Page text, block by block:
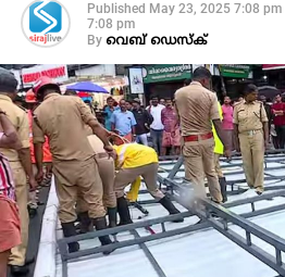
Published May 23, 2025 7:08 pm|
7:08 pm
By വെബ് ഡെസ്‌ക്